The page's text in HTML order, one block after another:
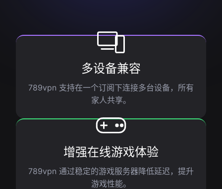
多设备兼容
789vpn 支持在一个订阅下连接多台设备，所有
家人共享。
增强在线游戏体验
789vpn 通过稳定的游戏服务器降低延迟，提升
游戏性能。